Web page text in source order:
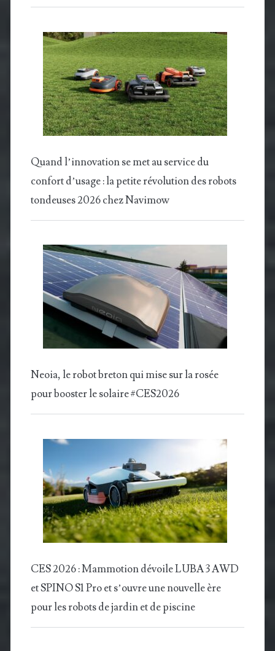
Quand l’innovation se met au service du
confort d’usage : la petite révolution des robots
tondeuses 2026 chez Navimow
Neoia, le robot breton qui mise sur la rosée
pour booster le solaire #CES2026
CES 2026 : Mammotion dévoile LUBA 3 AWD
et SPINO S1 Pro et s’ouvre une nouvelle ère
pour les robots de jardin et de piscine